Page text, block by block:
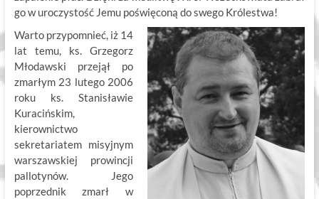
go w uroczystość Jemu poświęconą do swego Królestwa!
Warto przypomnieć, iż 14
lat temu, ks. Grzegorz
Młodawski przejął po
zmarłym 23 lutego 2006
roku ks. Stanisławie
Kuracińskim,
kierownictwo
sekretariatem misyjnym
warszawskiej prowincji
pallotynów. Jego
poprzednik zmarł w